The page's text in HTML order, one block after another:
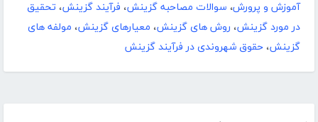
آموزش و پرورش، سوالات مصاحبه گزینش، فرآیند گزینش، تحقیق
در مورد گزینش، روش های گزینش، معیارهای گزینش، مولفه های
گزینش، حقوق شهروندی در فرآیند گزینش